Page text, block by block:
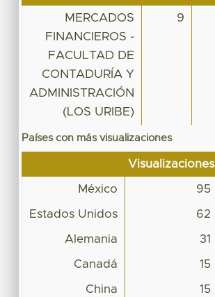
MERCADOS
FINANCIEROS -
FACULTAD DE
CONTADURÍA Y
ADMINISTRACIÓN
(LOS URIBE)
9
Países con más visualizaciones
Visualizaciones
México 95
Estados Unidos 62
Alemania 31
Canadá 15
China 15